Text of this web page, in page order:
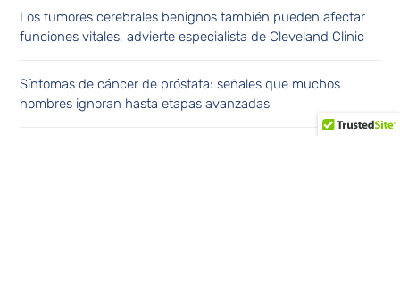
Los tumores cerebrales benignos también pueden afectar
funciones vitales, advierte especialista de Cleveland Clinic
Síntomas de cáncer de próstata: señales que muchos
hombres ignoran hasta etapas avanzadas